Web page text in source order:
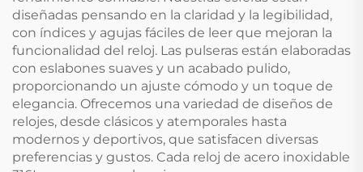
diseñadas pensando en la claridad y la legibilidad,
con índices y agujas fáciles de leer que mejoran la
funcionalidad del reloj. Las pulseras están elaboradas
con eslabones suaves y un acabado pulido,
proporcionando un ajuste cómodo y un toque de
elegancia. Ofrecemos una variedad de diseños de
relojes, desde clásicos y atemporales hasta
modernos y deportivos, que satisfacen diversas
preferencias y gustos. Cada reloj de acero inoxidable